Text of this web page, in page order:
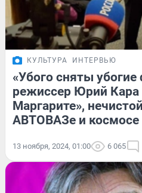
КУЛЬТУРА ИНТЕРВЬЮ
«Убого сняты убогие
режиссер Юрий Кара
Маргарите»,
АВТОВАЗе и космосе
13 ноября, 2024, 01:00 6 065